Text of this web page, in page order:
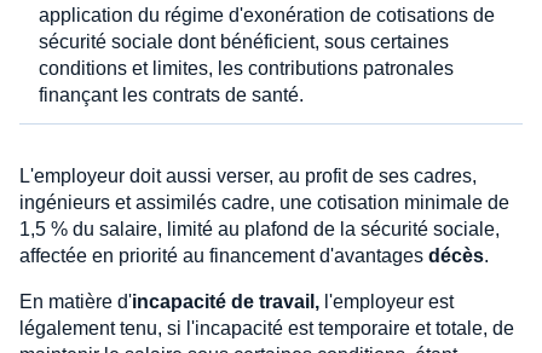
application du régime d'exonération de cotisations de
sécurité sociale dont bénéficient, sous certaines
conditions et limites, les contributions patronales
finançant les contrats de santé.
L'employeur doit aussi verser, au profit de ses cadres,
ingénieurs et assimilés cadre, une cotisation minimale de
1,5 % du salaire, limité au plafond de la sécurité sociale,
affectée en priorité au financement d'avantages décès.
En matière d'incapacité de travail, l'employeur est
légalement tenu, si l'incapacité est temporaire et totale, de